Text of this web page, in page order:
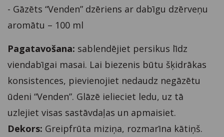
- Gāzēts “Venden” dzēriens ar dabīgu dzērveņu
aromātu – 100 ml
Pagatavošana: sablendējiet persikus līdz
viendabīgai masai. Lai biezenis būtu šķidrākas
konsistences, pievienojiet nedaudz negāzētu
ūdeni “Venden”. Glāzē ielieciet ledu, uz tā
uzlejiet visas sastāvdaļas un apmaisiet.
Dekors: Greipfrūta miziņa, rozmarīna kātiņš.